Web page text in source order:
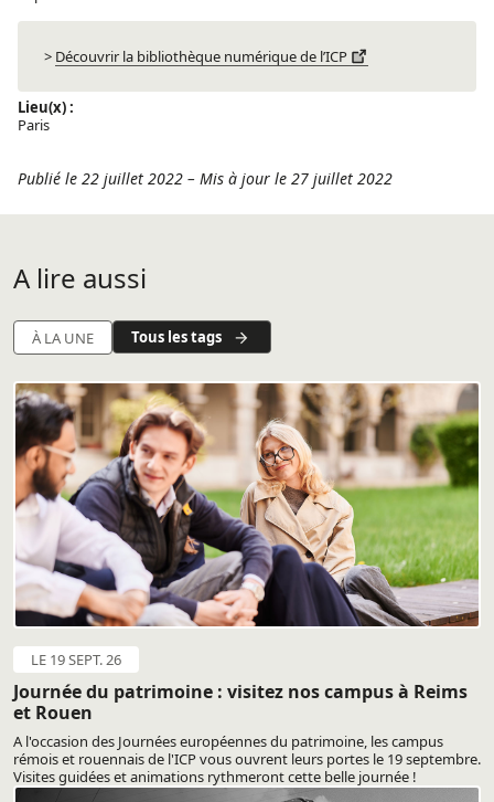
> Découvrir la bibliothèque numérique de l’ICP
Lieu(x) :
Paris
Publié le 22 juillet 2022 – Mis à jour le 27 juillet 2022
A lire aussi
À LA UNE Tous les tags
LE 19 SEPT. 26
Journée du patrimoine : visitez nos campus à Reims
et Rouen
A l'occasion des Journées européennes du patrimoine, les campus
rémois et rouennais de l'ICP vous ouvrent leurs portes le 19 septembre.
Visites guidées et animations rythmeront cette belle journée !